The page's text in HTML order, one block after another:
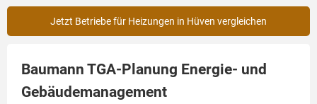
Jetzt Betriebe für Heizungen in Hüven vergleichen
Baumann TGA-Planung Energie- und
Gebäudemanagement